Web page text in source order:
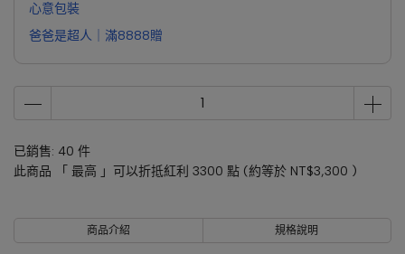
心意包裝
爸爸是超人｜滿8888贈
已銷售: 40 件
此商品 「 最高 」可以折抵紅利 3300 點 (約等於 NT$3,300 )
商品介紹 規格說明